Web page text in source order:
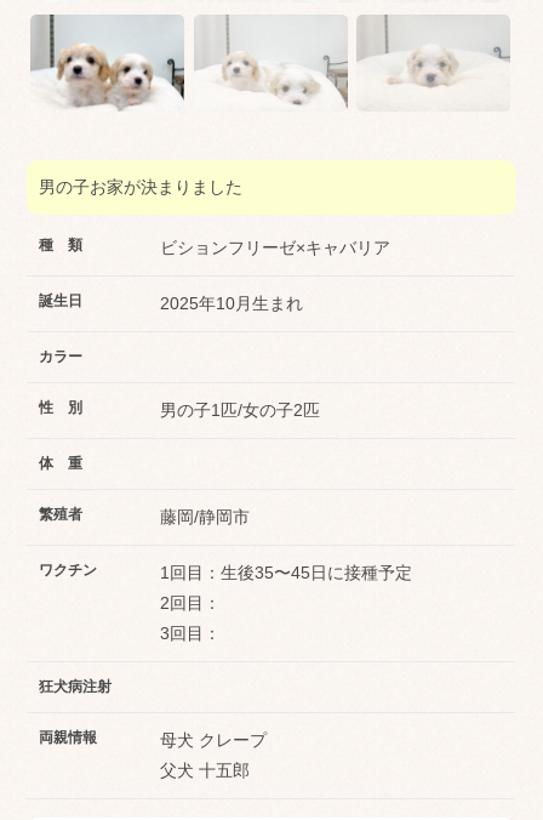
男の子お家が決まりました
種 類 ビションフリーゼ×キャバリア
誕生日 2025年10月生まれ
カラー
性 別 男の子1匹/女の子2匹
体 重
繁殖者 藤岡/静岡市
ワクチン
1回目：生後35〜45日に接種予定
2回目：
3回目：
狂犬病注射
両親情報
母犬 クレープ
父犬 十五郎